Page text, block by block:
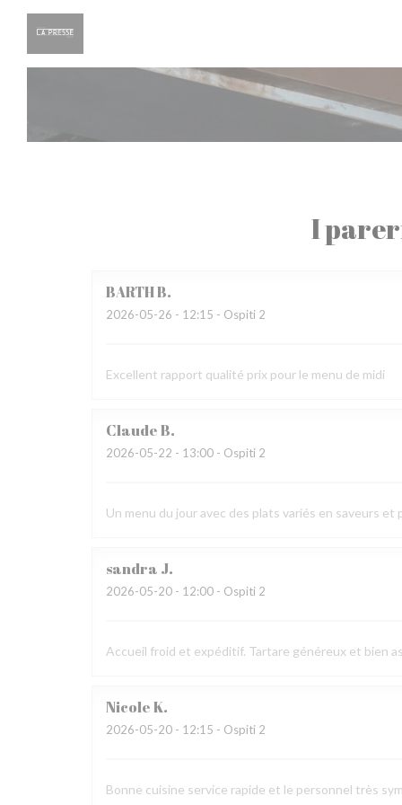
Personalizzazione delle tue scelte sui cookie
I
BARTHB
2026-05-26 - 12:15 - Ospiti 2
Excellent rapport qualité prix pour le menu de midi
ClaudeB
2026-05-22 - 13:00 - Ospiti 2
Un menu du jour avec des plats variés en saveurs
sandra J
2026-05-20 - 12:00 - Ospiti 2
Accueil froid et expéditif. Tartare généreux et bien
NicoleK
2026-05-20 - 12:15 - Ospiti 2
Bonne cuisine service rapide et le personnel très